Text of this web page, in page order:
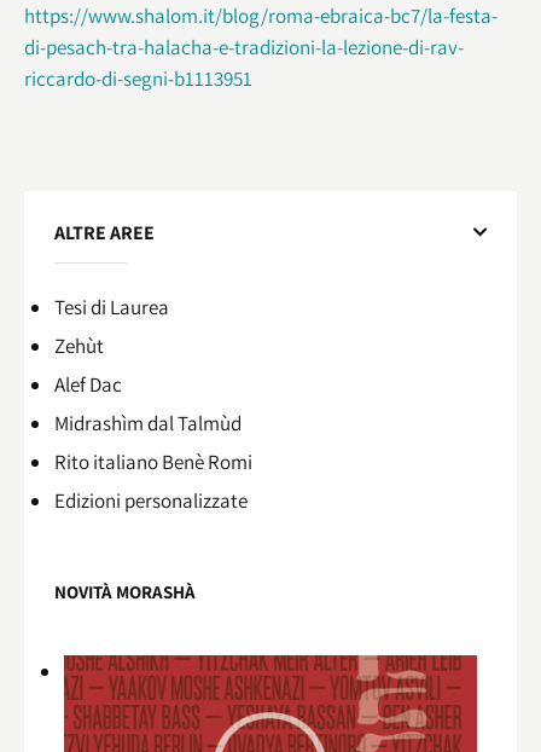
https://www.shalom.it/blog/roma-ebraica-bc7/la-festa-
di-pesach-tra-halacha-e-tradizioni-la-lezione-di-rav-
riccardo-di-segni-b1113951
ALTRE AREE
Tesi di Laurea
Zehùt
Alef Dac
Midrashìm dal Talmùd
Rito italiano Benè Romi​
Edizioni personalizzate
NOVITÀ MORASHÀ